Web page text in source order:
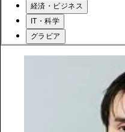
経済・ビジネス
IT・科学
グラビア